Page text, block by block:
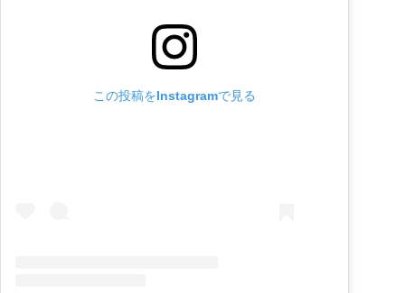
この投稿をInstagramで見る